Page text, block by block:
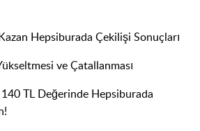
Hepsiburada Çekilişi Sonuçları
ve Çatallanması
140 TL Değerinde Hepsiburada